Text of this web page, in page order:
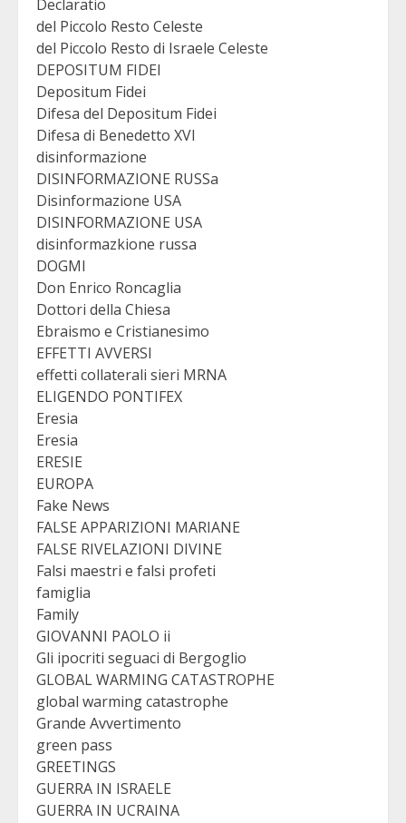
Declaratio
del Piccolo Resto Celeste
del Piccolo Resto di Israele Celeste
DEPOSITUM FIDEI
Depositum Fidei
Difesa del Depositum Fidei
Difesa di Benedetto XVI
disinformazione
DISINFORMAZIONE RUSSa
Disinformazione USA
DISINFORMAZIONE USA
disinformazkione russa
DOGMI
Don Enrico Roncaglia
Dottori della Chiesa
Ebraismo e Cristianesimo
EFFETTI AVVERSI
effetti collaterali sieri MRNA
ELIGENDO PONTIFEX
Eresia
Eresia
ERESIE
EUROPA
Fake News
FALSE APPARIZIONI MARIANE
FALSE RIVELAZIONI DIVINE
Falsi maestri e falsi profeti
famiglia
Family
GIOVANNI PAOLO ii
Gli ipocriti seguaci di Bergoglio
GLOBAL WARMING CATASTROPHE
global warming catastrophe
Grande Avvertimento
green pass
GREETINGS
GUERRA IN ISRAELE
GUERRA IN UCRAINA